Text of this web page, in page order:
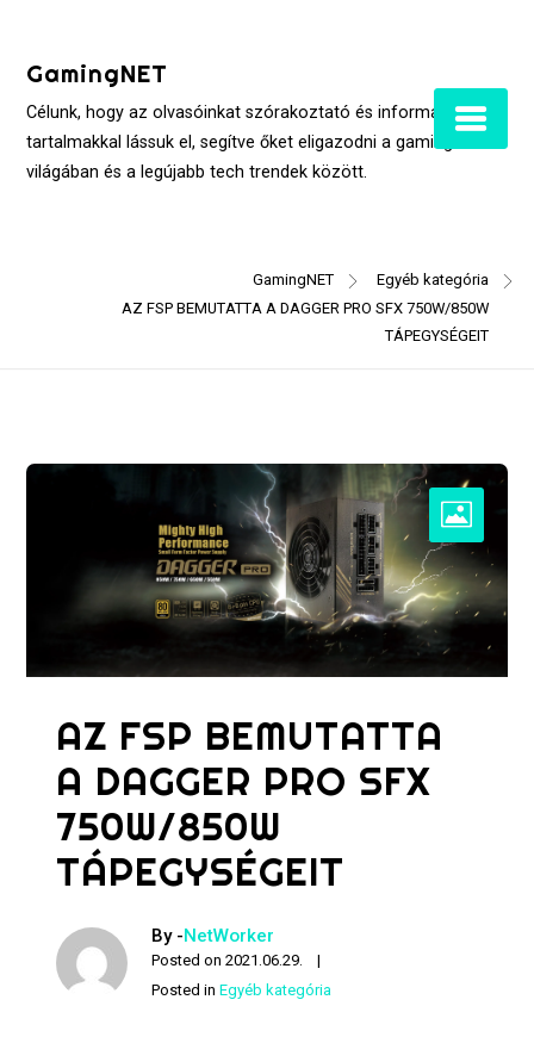
contentGamingNET
Célunk, hogy az olvasóinkat szórakoztató és informatív
tartalmakkal lássuk el, segítve őket eligazodni a gaming
világában és a legújabb tech trendek között.
GamingNET
Egyéb kategória
AZ FSP BEMUTATTA A DAGGER PRO SFX 750W/850W
TÁPEGYSÉGEIT
AZ FSP BEMUTATTA
A DAGGER PRO SFX
750W/850W
TÁPEGYSÉGEIT
By -NetWorker
Posted on2021.06.29.
Posted inEgyéb kategória